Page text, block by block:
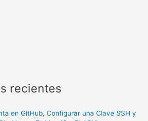
recientes
en GitHub, Configurar una Clave SSH y